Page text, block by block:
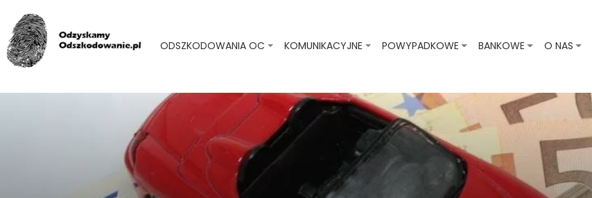
ODSZKODOWANIA OC KOMUNIKACYJNE POWYPADKOWE BANKOWE O NAS